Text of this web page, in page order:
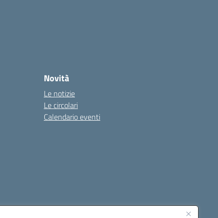
Novità
Le notizie
Le circolari
Calendario eventi